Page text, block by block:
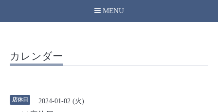
MENU
カレンダー
店休日 2024-01-02 (火)